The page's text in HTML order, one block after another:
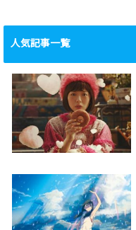
人気記事一覧